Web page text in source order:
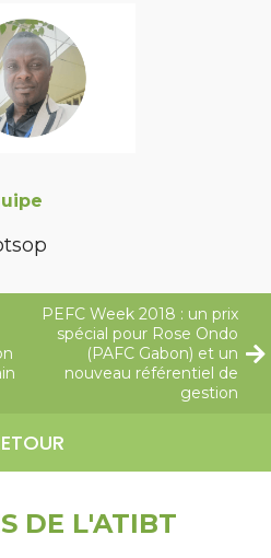
PEFC Week 2018 : un prix
spécial pour Rose Ondo
(PAFC Gabon) et un
nouveau référentiel de
gestion
DE L'ATIBT